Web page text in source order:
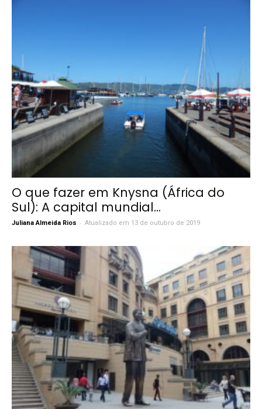
O que fazer em Knysna (África do
Sul): A capital mundial...
Juliana Almeida Rios - Atualizado em 13 de outubro de 2019